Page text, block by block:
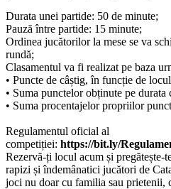
Durata unei partide: 50 de minute;
Pauză între partide: 15 minute;
Ordinea jucătorilor la mese se va
rundă;
Clasamentul va fi realizat pe baza
• Puncte de câștig, în funcție de
• Suma punctelor obținute pe durata
• Suma procentajelor propriilor
Regulamentul oficial al
competiției: https://bit.ly/
Rezervă-ți locul acum și pregătește-
rapizi și îndemânatici jucători de
joci nu doar cu familia sau prietenii,